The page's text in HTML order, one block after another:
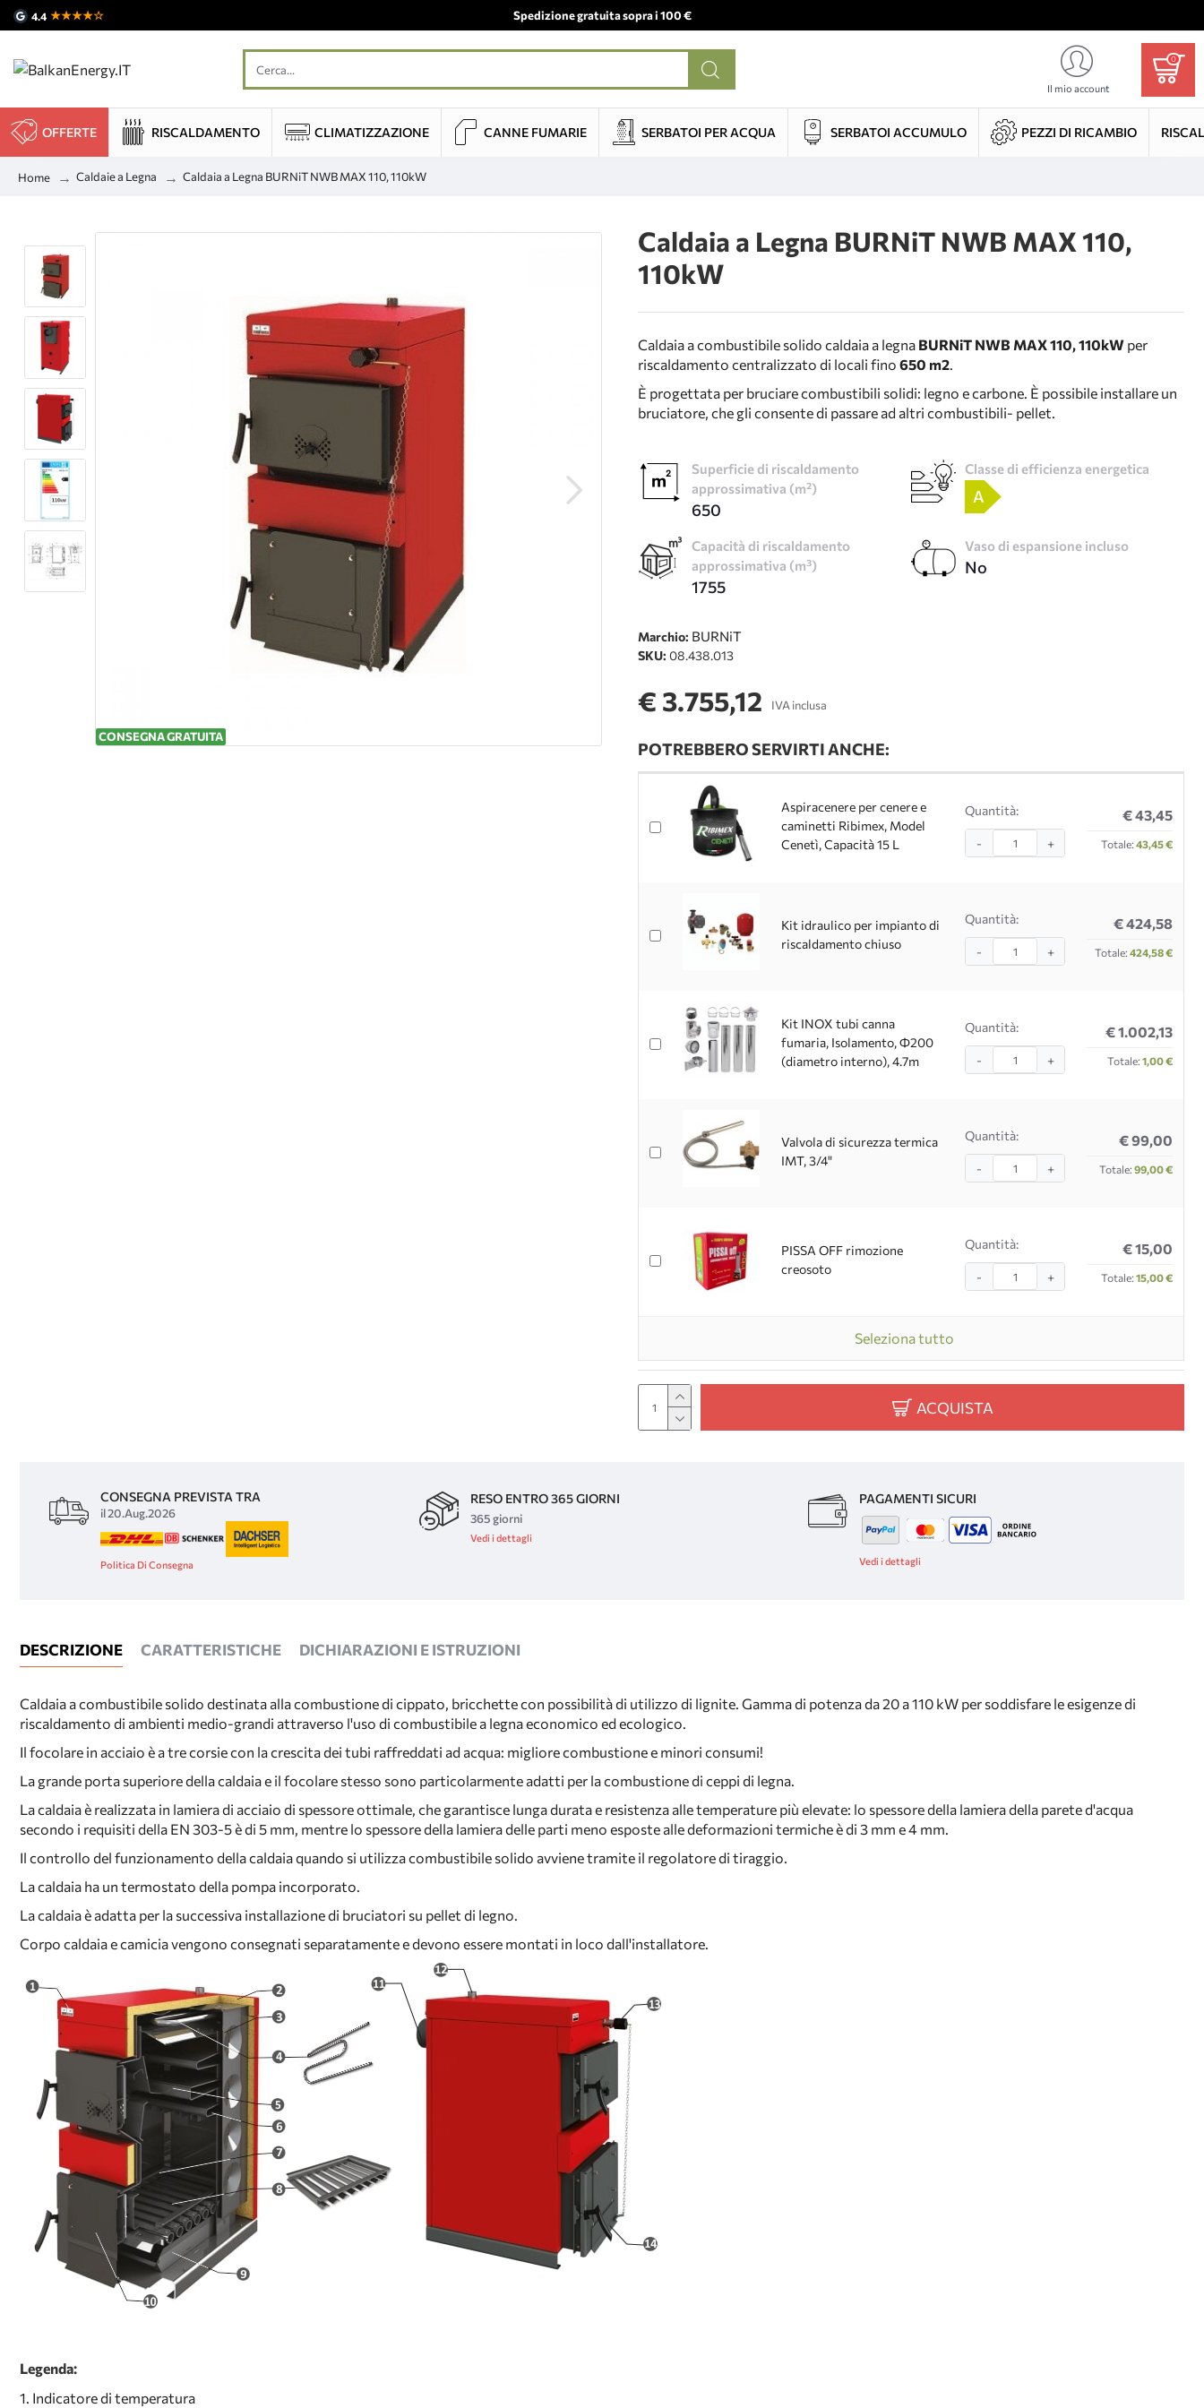
4.4 ★★★★☆ Spedizione gratuita sopra i 100 €
Il mio account
0
OFFERTE RISCALDAMENTO CLIMATIZZAZIONE CANNE FUMARIE SERBATOI PER ACQUA SERBATOI ACCUMULO PEZZI DI RICAMBIO
Home Caldaie a Legna Caldaia a Legna BURNiT NWB MAX 110, 110kW
CONSEGNA GRATUITA
Caldaia a Legna BURNiT NWB MAX 110,
110kW
Caldaia a combustibile solido caldaia a legna BURNiT NWB MAX 110, 110kW per
riscaldamento centralizzato di locali fino 650 m2.
È progettata per bruciare combustibili solidi: legno e carbone. È possibile installare un
bruciatore, che gli consente di passare ad altri combustibili- pellet.
Superficie di riscaldamento
approssimativa (m²)
650
Classe di efficienza energetica
A
Capacità di riscaldamento
approssimativa (m³)
1755
Vaso di espansione incluso
No
Marchio: BURNiT
SKU: 08.438.013
€ 3.755,12 IVA inclusa
POTREBBERO SERVIRTI ANCHE:
Aspiracenere per cenere e
caminetti Ribimex, Model
Cenetì, Capacità 15 L
Quantità:
- +
€ 43,45
Totale: 43,45 €
Kit idraulico per impianto di
riscaldamento chiuso
Quantità:
- +
€ 424,58
Totale: 424,58 €
Kit INOX tubi canna
fumaria, Isolamento, Ф200
(diametro interno), 4.7m
Quantità:
- +
€ 1.002,13
Totale: 1,00 €
Valvola di sicurezza termica
IMT, 3/4"
Quantità:
- +
€ 99,00
Totale: 99,00 €
PISSA OFF rimozione
creosoto
Quantità:
- +
€ 15,00
Totale: 15,00 €
Seleziona tutto
ACQUISTA
CONSEGNA PREVISTA TRA
il 20.Aug.2026
Politica Di Consegna
RESO ENTRO 365 GIORNI
365 giorni
Vedi i dettagli
PAGAMENTI SICURI
Vedi i dettagli
DESCRIZIONE CARATTERISTICHE DICHIARAZIONI E ISTRUZIONI
Caldaia a combustibile solido destinata alla combustione di cippato, bricchette con possibilità di utilizzo di lignite. Gamma di potenza da 20 a 110 kW per soddisfare le esigenze di
riscaldamento di ambienti medio-grandi attraverso l'uso di combustibile a legna economico ed ecologico.
Il focolare in acciaio è a tre corsie con la crescita dei tubi raffreddati ad acqua: migliore combustione e minori consumi!
La grande porta superiore della caldaia e il focolare stesso sono particolarmente adatti per la combustione di ceppi di legna.
La caldaia è realizzata in lamiera di acciaio di spessore ottimale, che garantisce lunga durata e resistenza alle temperature più elevate: lo spessore della lamiera della parete d'acqua
secondo i requisiti della EN 303-5 è di 5 mm, mentre lo spessore della lamiera delle parti meno esposte alle deformazioni termiche è di 3 mm e 4 mm.
Il controllo del funzionamento della caldaia quando si utilizza combustibile solido avviene tramite il regolatore di tiraggio.
La caldaia ha un termostato della pompa incorporato.
La caldaia è adatta per la successiva installazione di bruciatori su pellet di legno.
Corpo caldaia e camicia vengono consegnati separatamente e devono essere montati in loco dall'installatore.
Legenda:
1. Indicatore di temperatura